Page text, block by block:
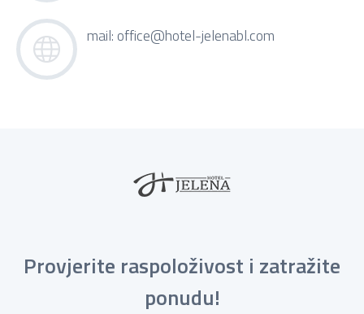
mail: office@hotel-jelenabl.com
Provjerite raspoloživost i zatražite
ponudu!